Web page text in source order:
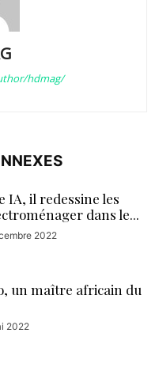
hdmag/
IA, il redessine les
dans le...
2022
un maître africain du
2022